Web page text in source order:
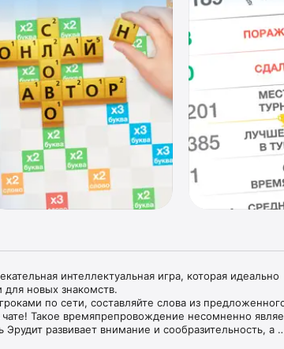
интеллектуальная игра, которая идеально
для новых знакомств.
по сети, составляйте слова из
Такое времяпрепровождение несомненно
развивает внимание и сообразительность, а